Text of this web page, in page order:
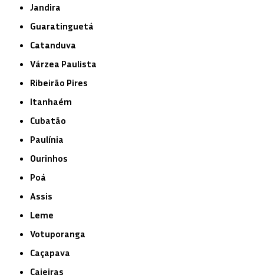
Jandira
Guaratinguetá
Catanduva
Várzea Paulista
Ribeirão Pires
Itanhaém
Cubatão
Paulínia
Ourinhos
Poá
Assis
Leme
Votuporanga
Caçapava
Caieiras